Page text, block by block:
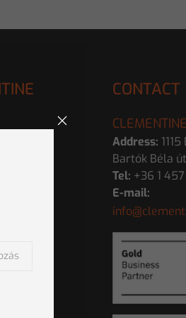
CONTACT
CLEMENTINE
Address:
Bartók Béla út
Tel: +36 1
E-mail: